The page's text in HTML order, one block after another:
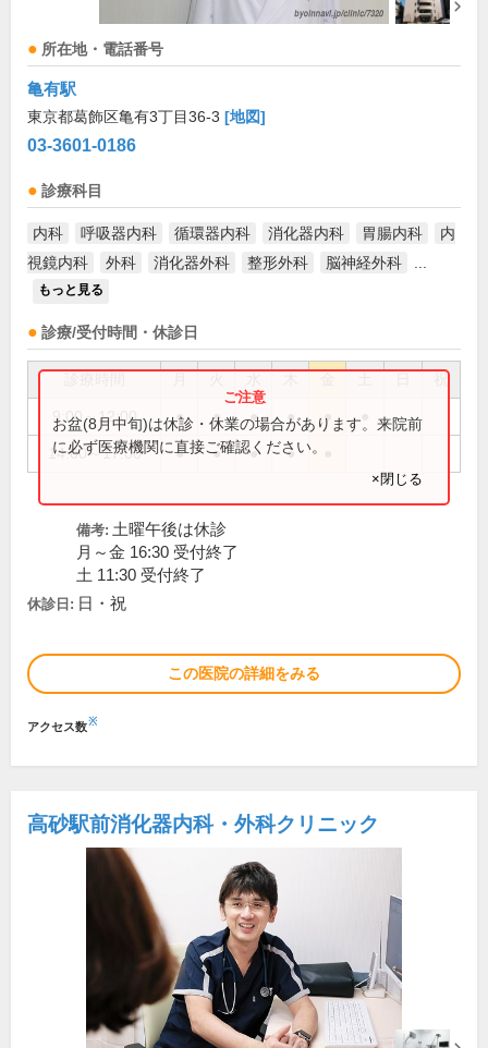
所在地・電話番号
亀有駅
東京都葛飾区亀有3丁目36-3 [地図]
03-3601-0186
診療科目
内科 呼吸器内科 循環器内科 消化器内科 胃腸内科
内
視鏡内科
外科 消化器外科 整形外科 脳神経外科
もっと見る
診療/受付時間・休診日
祝
9:00～12:00 ● ● ● ● ●
14:00～17:00 ● ● ● ●
お盆(8月中旬)は休診・休業の場合があります。来院前
に必ず医療機関に直接ご確認ください。
×閉じる
備考: 土曜午後は休診
月～金 16:30 受付終了
土 11:30 受付終了
休診日: 日・祝
この医院の詳細をみる
アクセス数※
高砂駅前消化器内科・外科クリニック